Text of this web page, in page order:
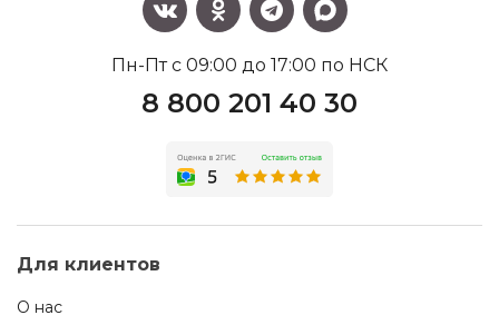
Пн-Пт с 09:00 до 17:00 по НСК
8 800 201 40 30
Для клиентов
О нас